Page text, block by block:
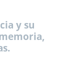
y su